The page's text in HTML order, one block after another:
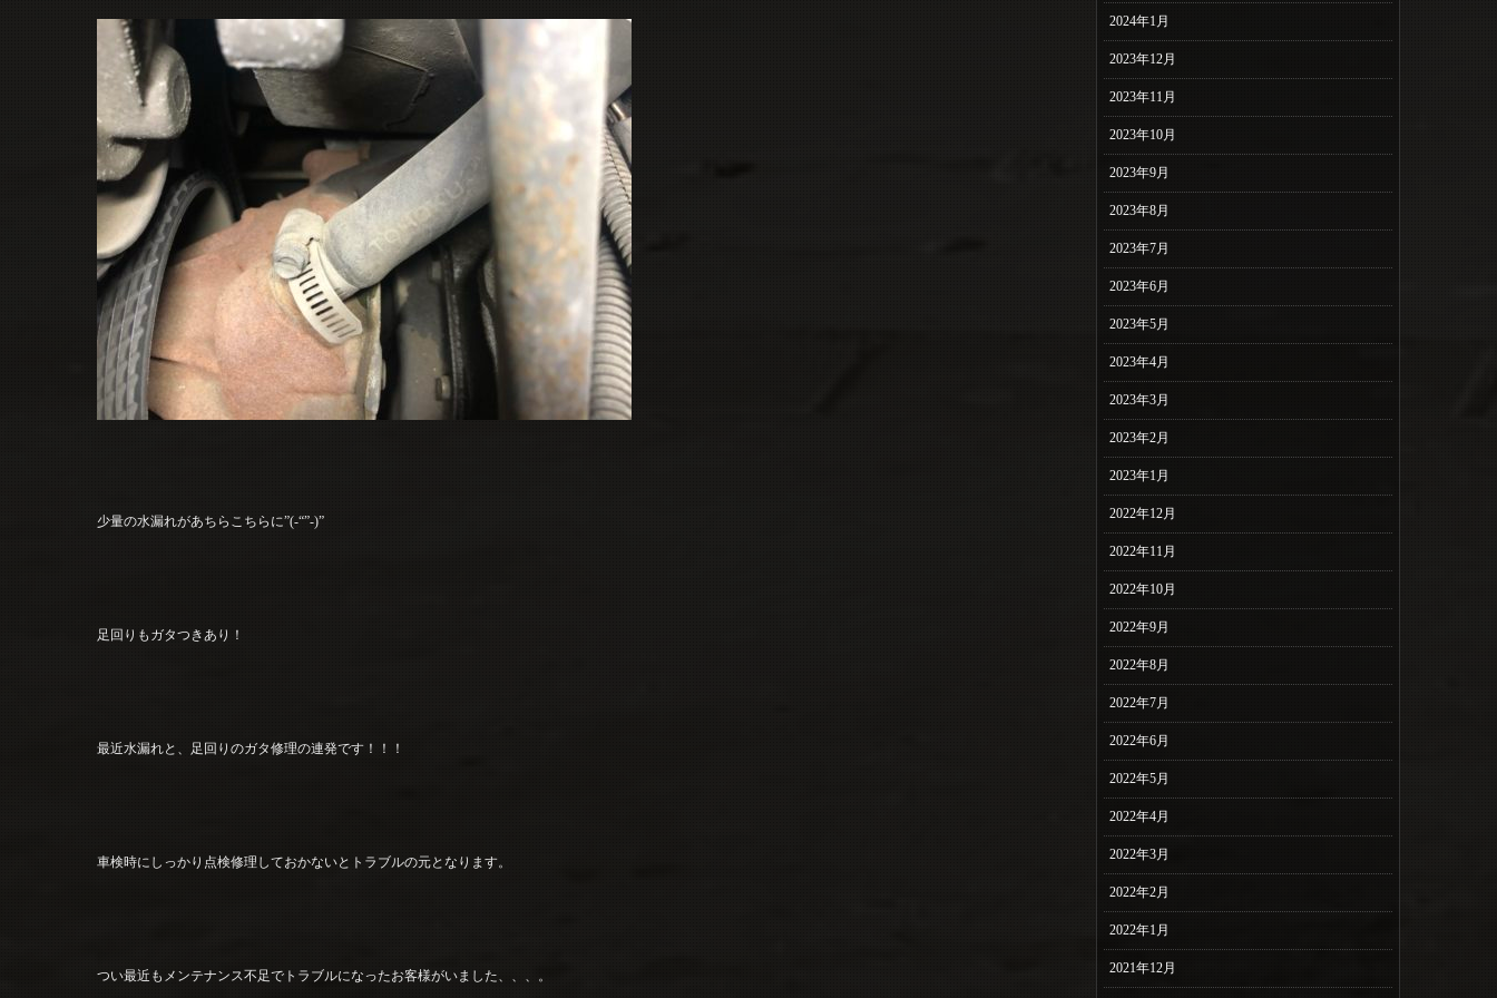
少量の水漏れがあちらこちらに”(-“”-)”
足回りもガタつきあり！
最近水漏れと、足回りのガタ修理の連発です！！！
車検時にしっかり点検修理しておかないとトラブルの元となります。
つい最近もメンテナンス不足でトラブルになったお客様がいました、、、。
2024年1月
2023年12月
2023年11月
2023年10月
2023年9月
2023年8月
2023年7月
2023年6月
2023年5月
2023年4月
2023年3月
2023年2月
2023年1月
2022年12月
2022年11月
2022年10月
2022年9月
2022年8月
2022年7月
2022年6月
2022年5月
2022年4月
2022年3月
2022年2月
2022年1月
2021年12月